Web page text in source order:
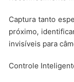
Captura tanto
próximo,
invisíveis para
Controle